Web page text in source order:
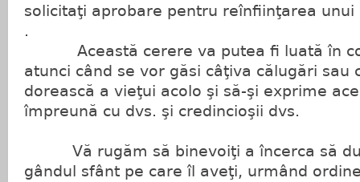
solicitaţi aprobare pentru reînfiinţarea unui
.
Această cerere va putea fi luată în
atunci când se vor găsi câţiva călugări sau
dorească a vieţui acolo şi să-şi exprime
împreună cu dvs. şi credincioşii dvs.
Vă rugăm să binevoiţi a încerca să
gândul sfânt pe care îl aveţi, urmând